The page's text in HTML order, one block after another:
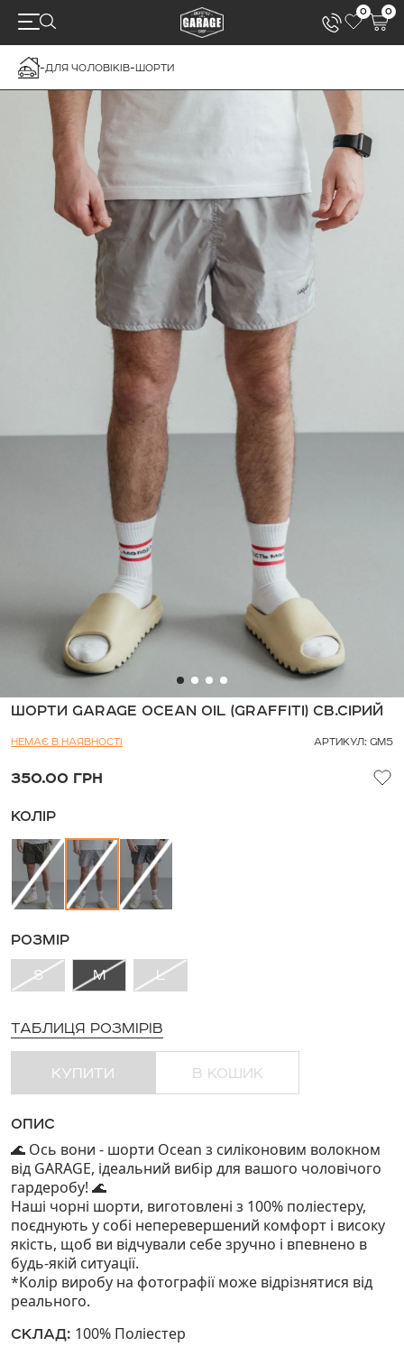
0 0
-ДЛЯ ЧОЛОВІКІВ-ШОРТИ
ШОРТИ GARAGE OCEAN OIL (GRAFFITI) СВ.СІРИЙ
НЕМАЄ В НАЯВНОСТІ АРТИКУЛ: GM5
350.00 ГРН
КОЛІР
РОЗМІР
S
M L
ТАБЛИЦЯ РОЗМІРІВ
КУПИТИ В КОШИК
ОПИС
🌊 Ось вони - шорти Ocean з силіконовим волокном
від GARAGE, ідеальний вибір для вашого чоловічого
гардеробу! 🌊
Наші чорні шорти, виготовлені з 100% поліестеру,
поєднують у собі неперевершений комфорт і високу
якість, щоб ви відчували себе зручно і впевнено в
будь-якій ситуації.
*Колір виробу на фотографії може відрізнятися від
реального.
СКЛАД: 100% Поліестер